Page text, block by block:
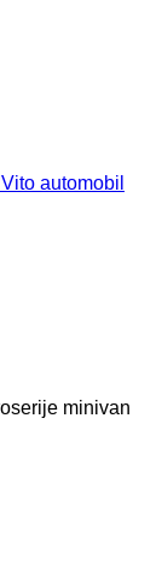
automobil
minivan